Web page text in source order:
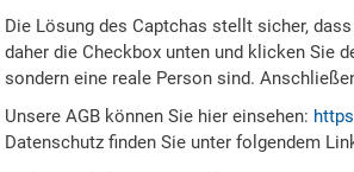
Die Lösung des Captchas stellt sicher,
daher die Checkbox unten und klicken Sie
sondern eine reale Person sind.
Unsere AGB können Sie hier einsehen:
Datenschutz finden Sie unter folgendem